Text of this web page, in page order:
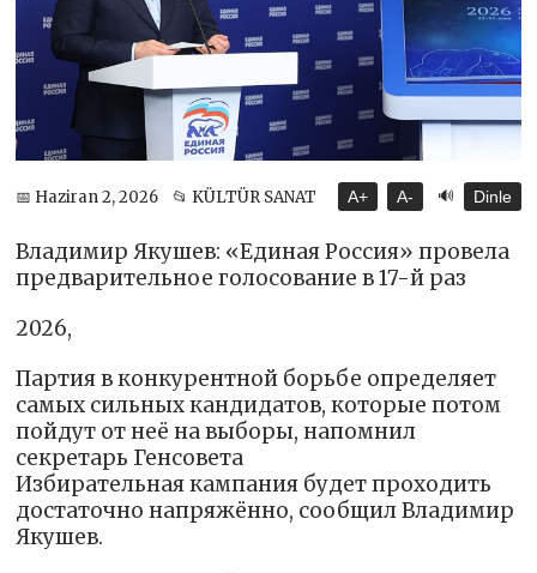
📅 Haziran 2, 2026 📂 KÜLTÜR SANAT A+ A- 🔊 Dinle
Владимир Якушев: «Единая Россия» провела
предварительное голосование в 17-й раз
2026,
Партия в конкурентной борьбе определяет
самых сильных кандидатов, которые потом
пойдут от неё на выборы, напомнил
секретарь Генсовета
Избирательная кампания будет проходить
достаточно напряжённо, сообщил Владимир
Якушев.